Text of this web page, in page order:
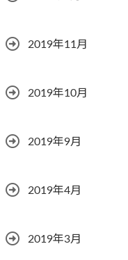
2019年11月
2019年10月
2019年9月
2019年4月
2019年3月